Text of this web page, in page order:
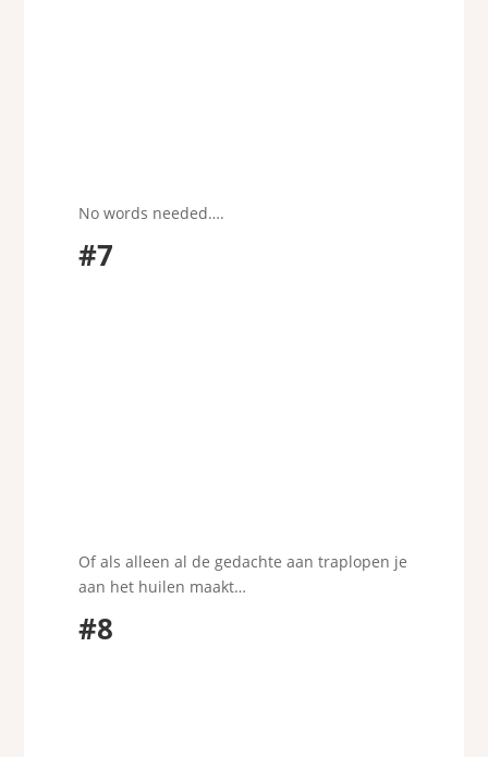
No words needed….
#7
Of als alleen al de gedachte aan traplopen je
aan het huilen maakt…
#8